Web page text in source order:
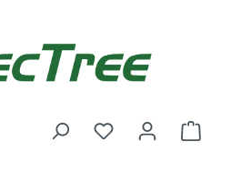
Du hast 0